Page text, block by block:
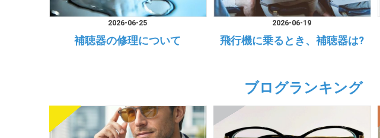
2026-06-25
補聴器の修理について
2026-06-19
飛行機に乗るとき、補聴器は?
ブログランキング